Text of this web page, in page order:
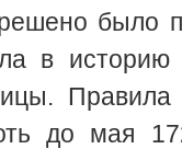
было
в историю
до мая